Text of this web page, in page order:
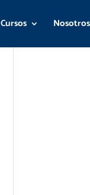
Cursos Nosotros